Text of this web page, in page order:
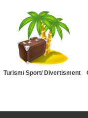
Turism/ Sport/ Divertisment